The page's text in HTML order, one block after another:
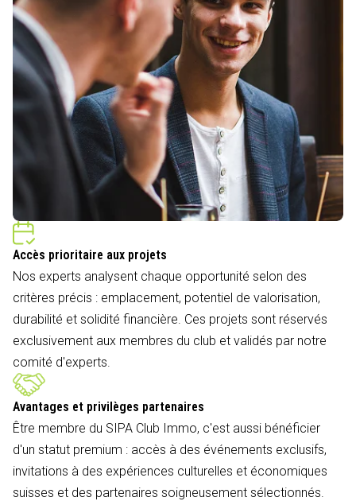
Accès prioritaire aux projets
Nos experts analysent chaque opportunité selon des
critères précis : emplacement, potentiel de valorisation,
durabilité et solidité financière. Ces projets sont réservés
exclusivement aux membres du club et validés par notre
comité d'experts.
Avantages et privilèges partenaires
Être membre du SIPA Club Immo, c'est aussi bénéficier
d'un statut premium : accès à des événements exclusifs,
invitations à des expériences culturelles et économiques
suisses et des partenaires soigneusement sélectionnés.